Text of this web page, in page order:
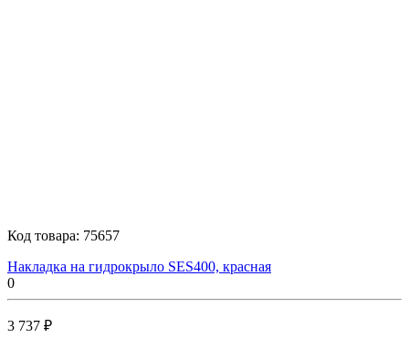
Код товара: 75657
Накладка на гидрокрыло SES400, красная
0
3 737 ₽